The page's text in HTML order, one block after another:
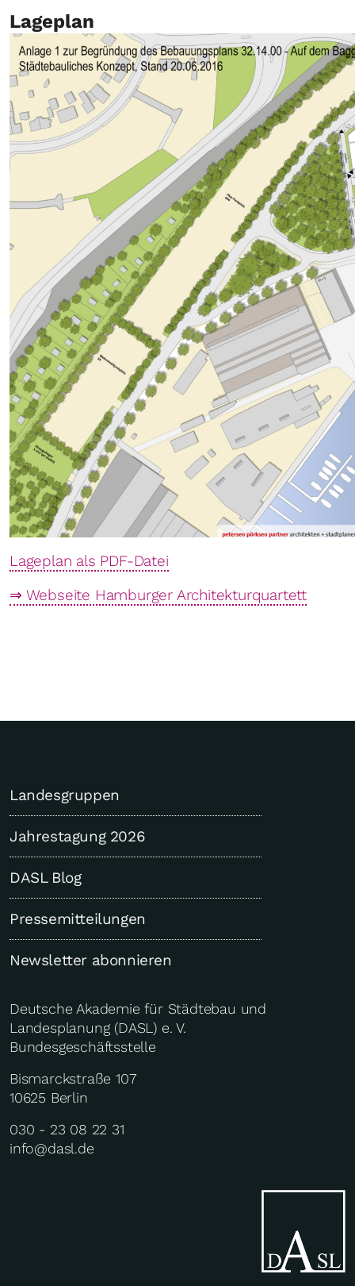
Lageplan
Lageplan als PDF-Datei
⇒ Webseite Hamburger Architekturquartett
Landesgruppen
Jahrestagung 2026
DASL Blog
Pressemitteilungen
Newsletter abonnieren
Deutsche Akademie für Städtebau und
Landesplanung (DASL) e. V.
Bundesgeschäftsstelle
Bismarckstraße 107
10625 Berlin
030 - 23 08 22 31
info@dasl.de